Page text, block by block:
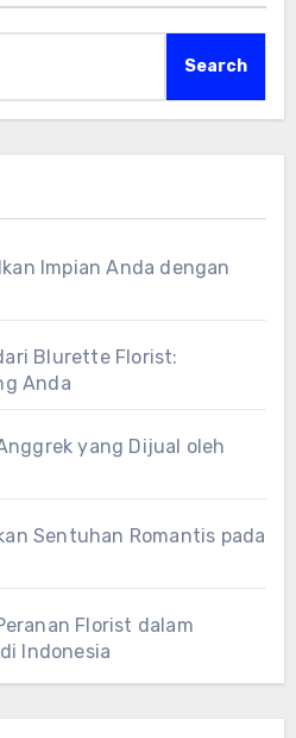
Search
Impian Anda dengan
Blurette Florist:
Anda
yang Dijual oleh
Sentuhan Romantis pada
Florist dalam
Indonesia